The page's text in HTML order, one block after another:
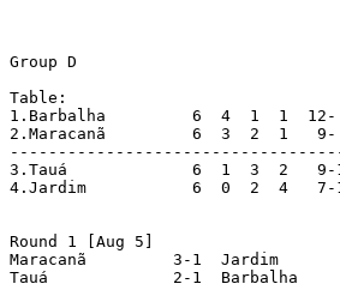
Group D
Table:
1.Barbalha	   6  4  1  1  12- 5  13  Qualified
2.Maracanã 	   6  3  2  1   9- 7  11  Qualified
3.Tauá		   6  1  3  2   9-10   6
4.Jardim	   6  0  2  4   7-15   2
Round 1 [Aug 5]
Maracanã	 3-1  Jardim
Tauá		 2-1  Barbalha